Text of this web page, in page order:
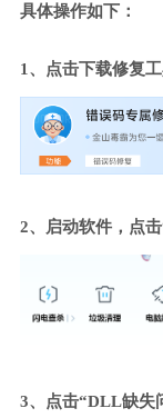
具体操作如下：
1、点击下载修复工
2、启动软件，点
3、点击“DLL缺失